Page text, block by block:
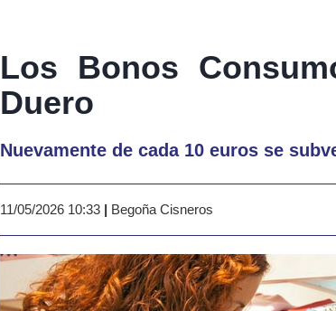
Los Bonos
Duero
Nuevamente de cada 10 euros se
11/05/2026 10:33 | Begoña Cisneros